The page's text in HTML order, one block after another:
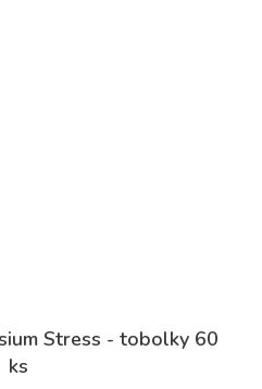
Stress - tobolky 60
ks